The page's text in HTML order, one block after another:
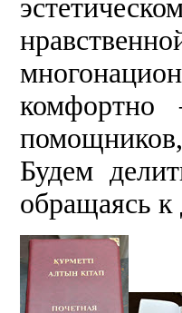
Будем
обращаясь к